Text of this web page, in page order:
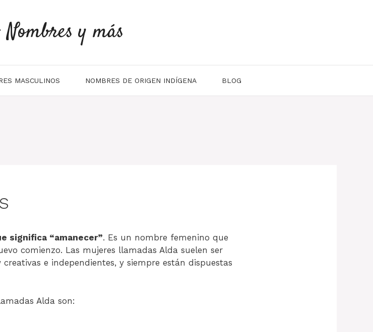
y más
MASCULINOS NOMBRES DE ORIGEN INDÍGENA BLOG
significa “amanecer”. Es un nombre femenino que
comienzo. Las mujeres llamadas Alda suelen ser
e independientes, y siempre están dispuestas
Alda son: